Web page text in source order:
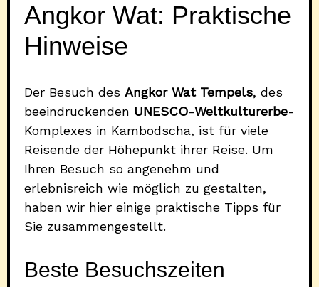
Angkor Wat: Praktische
Hinweise
Der Besuch des Angkor Wat Tempels, des
beeindruckenden UNESCO-Weltkulturerbe-
Komplexes in Kambodscha, ist für viele
Reisende der Höhepunkt ihrer Reise. Um
Ihren Besuch so angenehm und
erlebnisreich wie möglich zu gestalten,
haben wir hier einige praktische Tipps für
Sie zusammengestellt.
Beste Besuchszeiten